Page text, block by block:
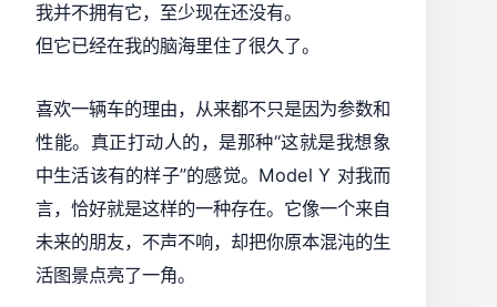
我并不拥有它，至少现在还没有。
但它已经在我的脑海里住了很久了。
喜欢一辆车的理由，从来都不只是因为参数和
性能。真正打动人的，是那种“这就是我想象
中生活该有的样子”的感觉。Model Y 对我而
言，恰好就是这样的一种存在。它像一个来自
未来的朋友，不声不响，却把你原本混沌的生
活图景点亮了一角。